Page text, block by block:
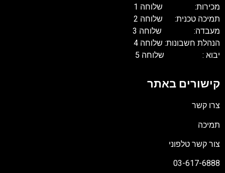
מכירות: שלוחה 1
תמיכה טכנית: שלוחה 2
מעבדה: שלוחה 3
הנהלת חשבונות: שלוחה 4
יבוא : שלוחה 5
קישורים באתר
צרו קשר
תמיכה
צור קשר טלפוני
03-617-6888